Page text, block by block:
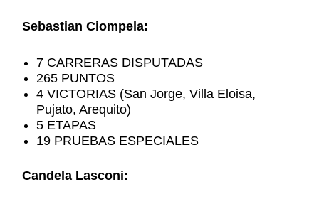
Sebastian Ciompela:
7 CARRERAS DISPUTADAS
265 PUNTOS
4 VICTORIAS (San Jorge, Villa Eloisa,
Pujato, Arequito)
5 ETAPAS
19 PRUEBAS ESPECIALES
Candela Lasconi: